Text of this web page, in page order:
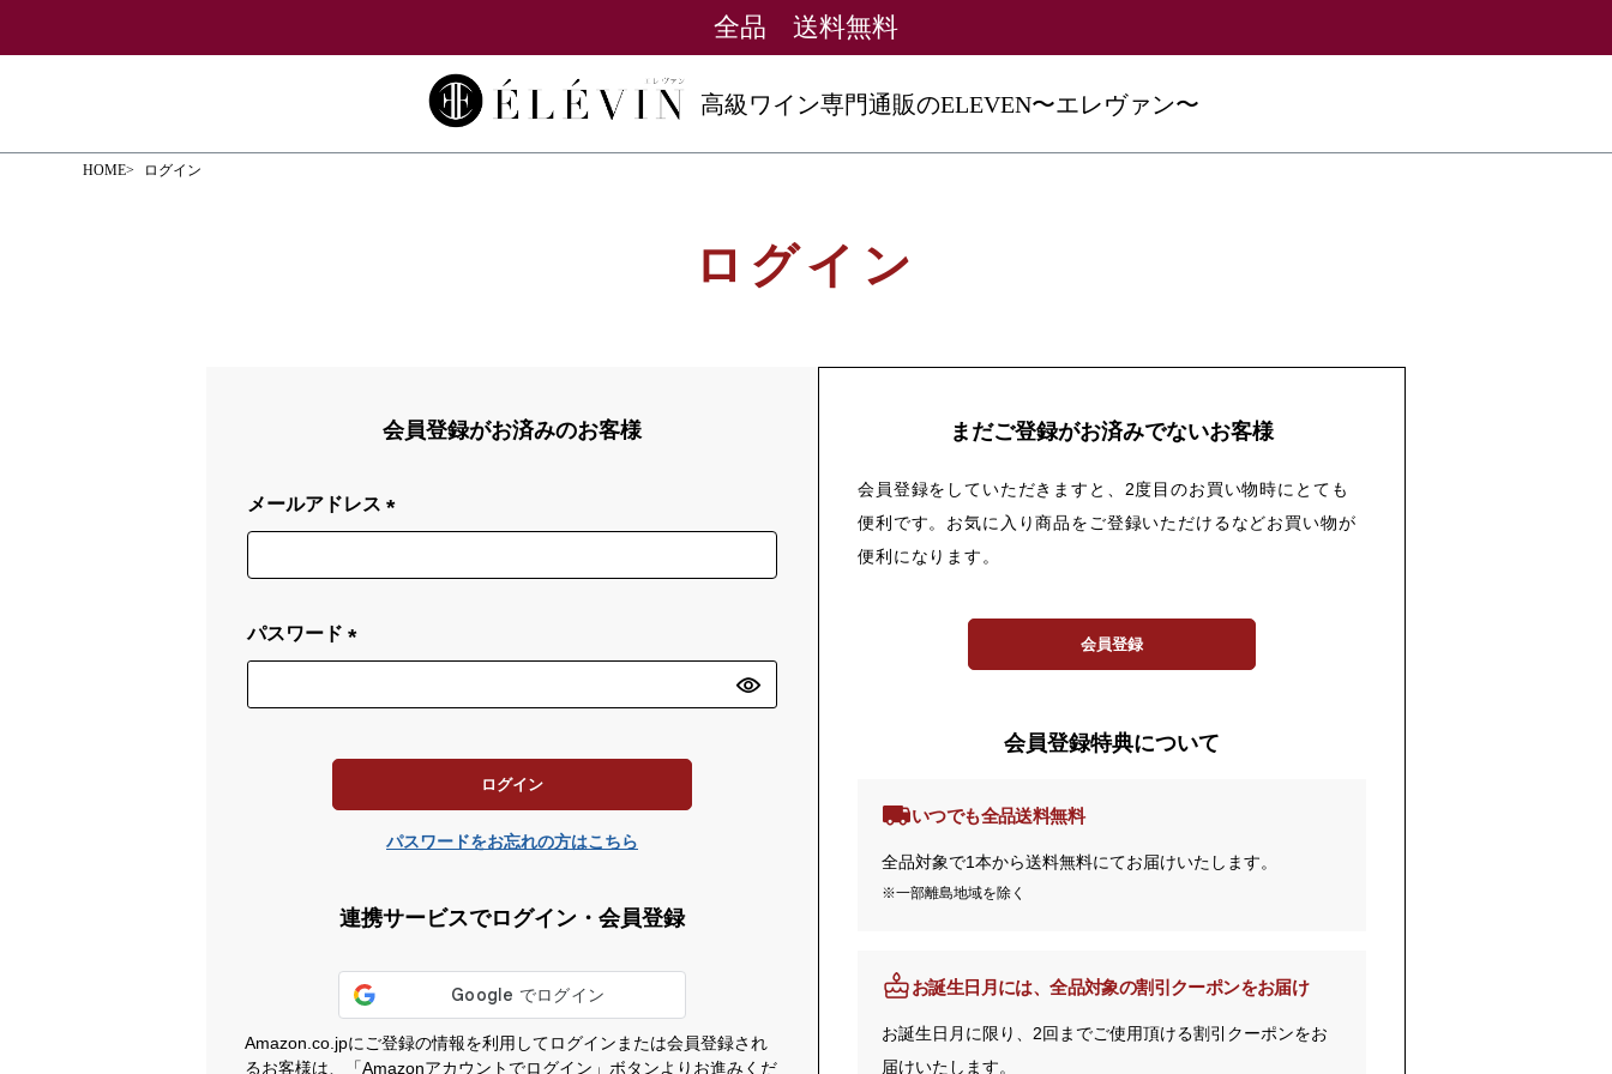
全品 送料無料
高級ワイン専門通販のELEVEN〜エレヴァン〜
HOME ログイン
ログイン
会員登録がお済みのお客様
メールアドレス
(
パスワード
(
)
ログイン
パスワードをお忘れの方はこちら
連携サービスでログイン・会員登録
Amazon.co.jpにご登録の情報を利用してログインまたは会員登録され
るお客様は、「Amazonアカウントでログイン」ボタンよりお進みくだ
まだご登録がお済みでないお客様
会員登録をしていただきますと、2度目のお買い物時にとても
便利です。お気に入り商品をご登録いただけるなどお買い物が
便利になります。
会員登録
会員登録特典について
いつでも全品送料無料
全品対象で1本から送料無料にてお届けいたします。
※一部離島地域を除く
お誕生日月には、全品対象の割引クーポンをお届け
お誕生日月に限り、2回までご使用頂ける割引クーポンをお
届けいたします。